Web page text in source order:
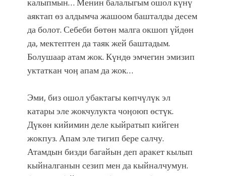
аяктап өз алдымча жашоом башталды десем
да болот. Себеби бөтөн малга окшоп үйдөн
да, мектептен да таяк жей баштадым.
Болушаар атам жок. Күндө эмчегин эмизип
уктаткан чоӊ апам да жок…
Эми, биз ошол убактагы көпчүлүк эл
катары эле жокчулукта чоӊоюп өстүк.
Дүкөн кийимин деле кыйратып кийген
жокпуз. Апам эле тигип бере салчу.
Атамдын бизди багайын деп аракет кылып
кыйналганын сезип мен да кыйналчумун.